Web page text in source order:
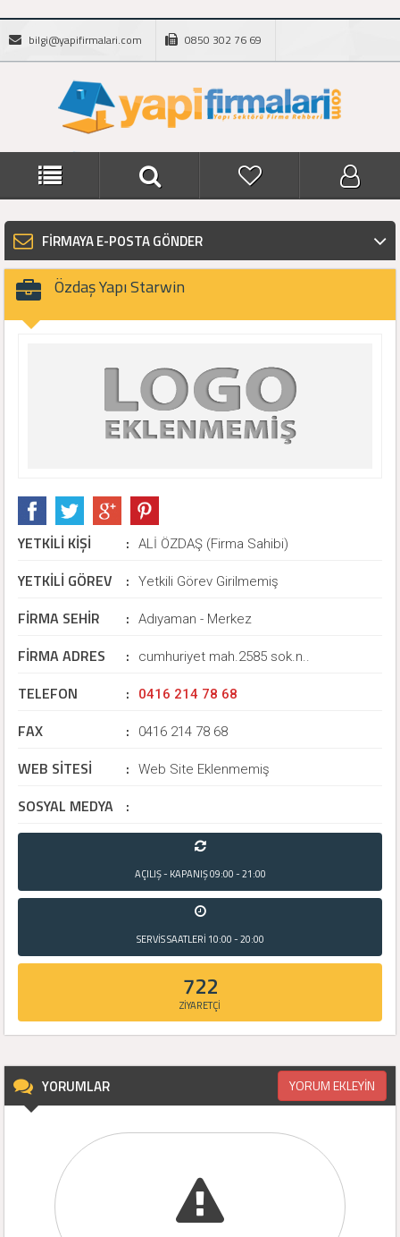
bilgi@yapifirmalari.com 0850 302 76 69
FİRMAYA E-POSTA GÖNDER
Özdaş Yapı Starwin
YETKİLİ KİŞİ : ALİ ÖZDAŞ (Firma Sahibi)
YETKİLİ GÖREV : Yetkili Görev Girilmemiş
FİRMA SEHİR : Adıyaman - Merkez
FİRMA ADRES : cumhuriyet mah.2585 sok.n..
TELEFON : 0416 214 78 68
FAX : 0416 214 78 68
WEB SİTESİ : Web Site Eklenmemiş
SOSYAL MEDYA :
AÇILIŞ - KAPANIŞ09:00 - 21:00
SERVİS SAATLERİ 10:00 - 20:00
722
ZİYARETÇİ
YORUMLAR YORUM EKLEYİN